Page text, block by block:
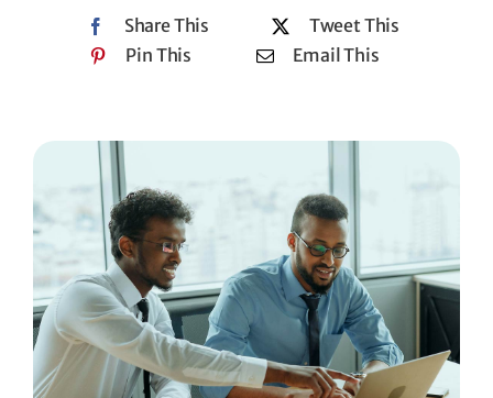
Share This
Tweet This
Pin This
Email This